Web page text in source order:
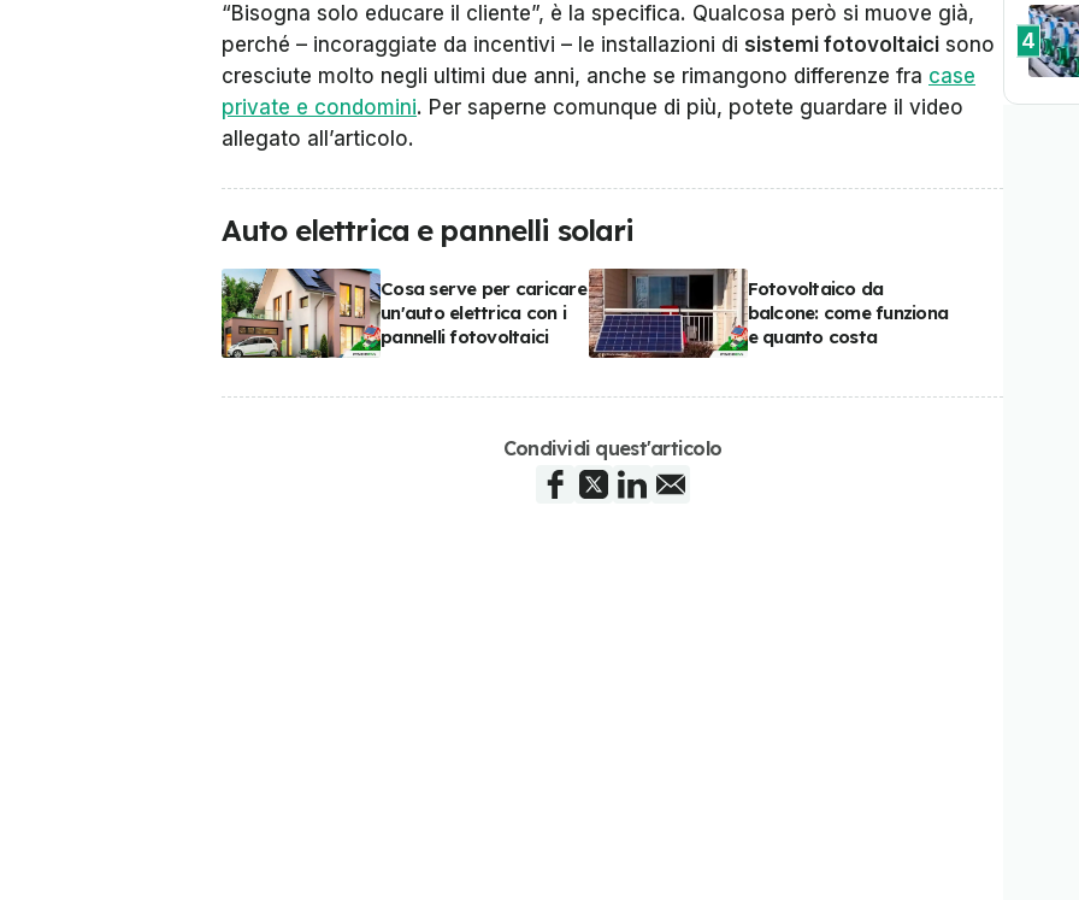
“Bisogna solo educare il cliente”, è la specifica. Qualcosa però si muove già,
perché – incoraggiate da incentivi – le installazioni di sistemi fotovoltaici sono
cresciute molto negli ultimi due anni, anche se rimangono differenze fra case
private e condomini. Per saperne comunque di più, potete guardare il video
allegato all’articolo.
Auto elettrica e pannelli solari
Cosa serve per caricare
un'auto elettrica con i
pannelli fotovoltaici
Fotovoltaico da
balcone: come funziona
e quanto costa
Condividi quest'articolo
4